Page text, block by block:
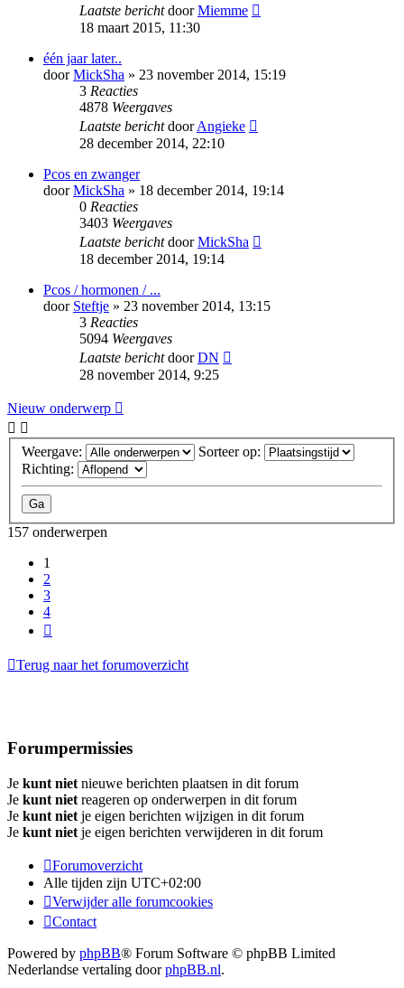
Laatste berichtdoorMiemme
18 maart 2015, 11:30
één jaar later..
doorMickSha » 23 november 2014, 15:19
3 Reacties
4878 Weergaves
Laatste berichtdoorAngieke
28 december 2014, 22:10
Pcos en zwanger
doorMickSha » 18 december 2014, 19:14
0 Reacties
3403 Weergaves
Laatste berichtdoorMickSha
18 december 2014, 19:14
Pcos / hormonen / ...
door Steftje » 23 november 2014, 13:15
3 Reacties
5094 Weergaves
Laatste berichtdoorDN
28 november 2014, 9:25
Nieuw onderwerp
Weergave:
Sorteer op:
Richting:
157 onderwerpen
1
2
3
4
Terug naar het forumoverzicht
Forumpermissies
Je kunt niet nieuwe berichten plaatsen in dit forum
Je kunt niet reageren op onderwerpen in dit forum
Je kunt niet je eigen berichten wijzigen in dit forum
Je kunt niet je eigen berichten verwijderen in dit forum
Forumoverzicht
Alle tijden zijn UTC+02:00
Verwijder alle forumcookies
Contact
Powered by phpBB® Forum Software © phpBB Limited
Nederlandse vertaling doorphpBB.nl.